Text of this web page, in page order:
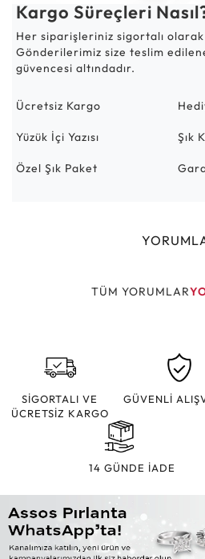
Kargo Süreçleri
Her siparişleriniz sigortalı
Gönderilerimiz size teslim
güvencesi altındadır.
Ücretsiz Kargo
Yüzük İçi Yazısı Şık
Özel Şık Paket
TÜM YORUMLAR
SİGORTALI VE
ÜCRETSİZ KARGO
GÜVENLİ
14 GÜNDE İADE